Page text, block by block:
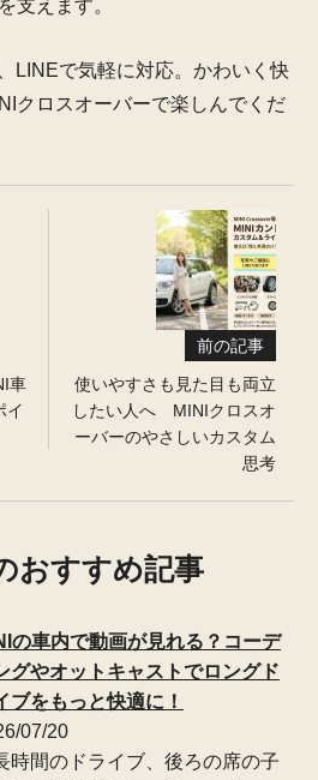
支えます。
LINEで気軽に対応。かわいく快
クロスオーバーで楽しんでくだ
車
イ
前の記事
使いやすさも見た目も両立
したい人へ MINIクロスオ
ーバーのやさしいカスタム
思考
おすすめ記事
の車内で動画が見れる？コーデ
グやオットキャストでロングド
ブをもっと快適に！
07/20
時間のドライブ、後ろの席の子